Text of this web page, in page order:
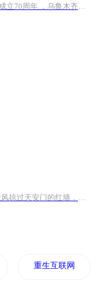
金秋送爽 层林尽染 适逢新疆成立70周年 ，乌鲁木齐于2025年9月23日迎来党中央和习大大带领的慰问团。新疆各族群众欢欣鼓舞，热烈欢迎。
慢语诉山河·国庆特辑 序 当秋风掠过天安门的红墙，当桂香漫过万里长江的碧波，我总愿慢下脚步，以声为笔，轻轻描摹这山河的模样。 不必追赶喧嚣的潮，也无需堆砌华丽的词——这一辑里，每一段朗诵都是心底的低语：是对着塞北草原的星子说“国泰”，是向着...
重生互联网大佬